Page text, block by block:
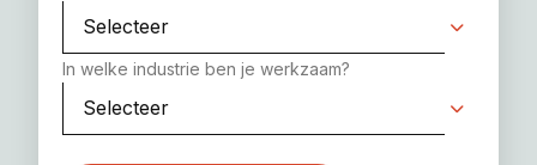
In welke industrie ben je werkzaam?